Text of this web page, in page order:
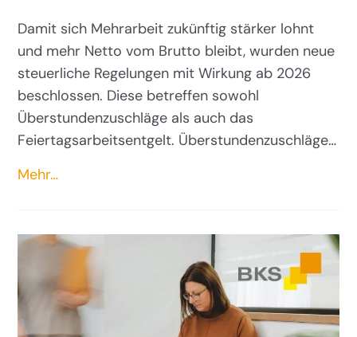
Damit sich Mehrarbeit zukünftig stärker lohnt
und mehr Netto vom Brutto bleibt, wurden neue
steuerliche Regelungen mit Wirkung ab 2026
beschlossen. Diese betreffen sowohl
Überstundenzuschläge als auch das
Feiertagsarbeitsentgelt. Überstundenzuschläge…
Mehr…